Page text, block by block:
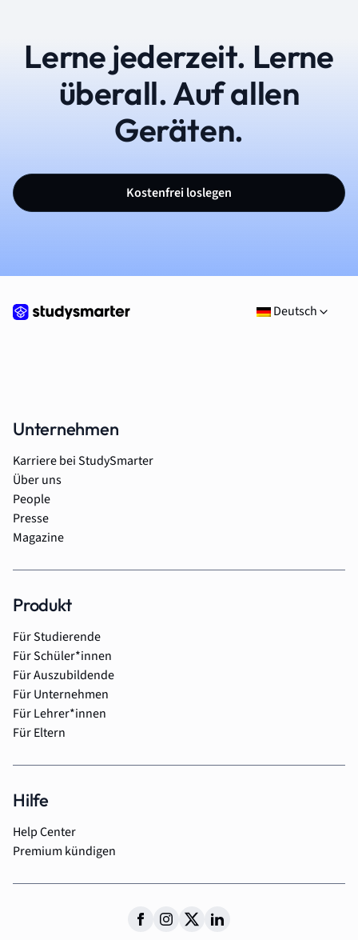
Lerne jederzeit. Lerne
überall. Auf allen
Geräten.
Kostenfrei loslegen
Deutsch
Unternehmen
Karriere bei StudySmarter
Über uns
People
Presse
Magazine
Produkt
Für Studierende
Für Schüler*innen
Für Auszubildende
Für Unternehmen
Für Lehrer*innen
Für Eltern
Hilfe
Help Center
Premium kündigen